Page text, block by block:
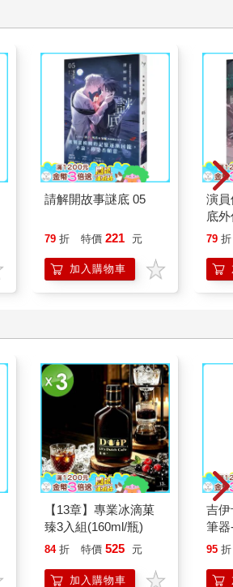
請解開故事謎底 05
79 折 特價 221 元
加入購物車
演
底
79 折
【13章】專業冰滴菓
臻3入組(160ml/瓶)
84 折 特價 525 元
加入購物車
吉
筆器
95 折